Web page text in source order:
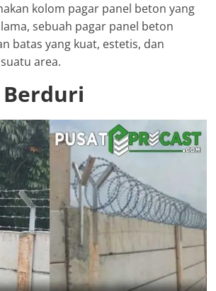
kolom pagar panel beton yang
sebuah pagar panel beton
batas yang kuat, estetis, dan
area.